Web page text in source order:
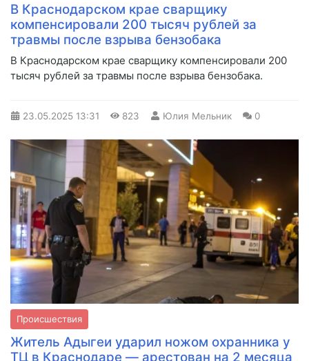
В Краснодарском крае сварщику
компенсировали 200 тысяч рублей за
травмы после взрыва бензобака
В Краснодарском крае сварщику компенсировали 200
тысяч рублей за травмы после взрыва бензобака.
23.05.2025 13:31 823 Юлия Мельник 0
Происшествия
Житель Адыгеи ударил ножом охранника у
ТЦ в Краснодаре — арестован на 2 месяца